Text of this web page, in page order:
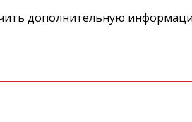
дополнительную